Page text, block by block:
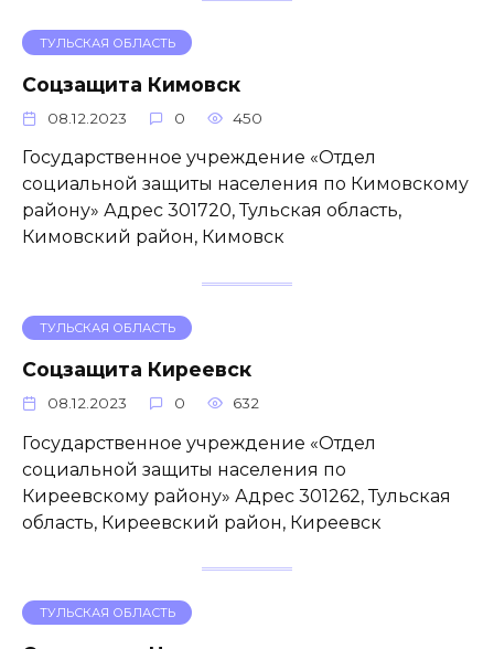
ТУЛЬСКАЯ ОБЛАСТЬ
Соцзащита Кимовск
08.12.2023 0 450
Государственное учреждение «Отдел
социальной защиты населения по Кимовскому
району» Адрес 301720, Тульская область,
Кимовский район, Кимовск
ТУЛЬСКАЯ ОБЛАСТЬ
Соцзащита Киреевск
08.12.2023 0 632
Государственное учреждение «Отдел
социальной защиты населения по
Киреевскому району» Адрес 301262, Тульская
область, Киреевский район, Киреевск
ТУЛЬСКАЯ ОБЛАСТЬ